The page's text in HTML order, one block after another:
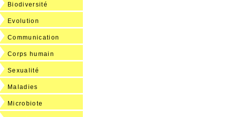
Biodiversité
Evolution
Communication
Corps humain
Sexualité
Maladies
Microbiote